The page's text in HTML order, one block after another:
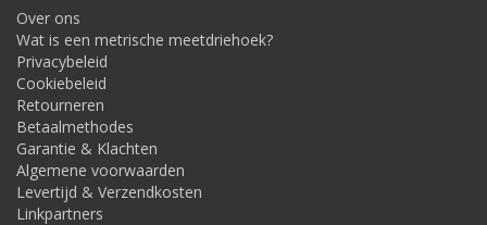
Over ons
Wat is een metrische meetdriehoek?
Privacybeleid
Cookiebeleid
Retourneren
Betaalmethodes
Garantie & Klachten
Algemene voorwaarden
Levertijd & Verzendkosten
Linkpartners